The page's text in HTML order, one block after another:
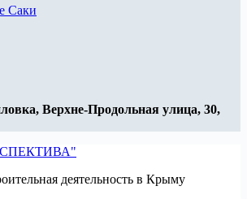
Саки
Верхне-Продольная улица, 30,
деятельность в Крыму